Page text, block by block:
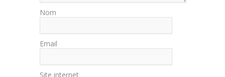
Nom
Email
Site internet